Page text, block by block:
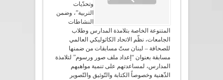
وتحدّيات
التربية”، وضمن
النشاطات
المتنوعة الخاصة بتلامذة المدارس وطلاب
الجامعات، نظّم الاتحاد الكاثوليكي العالمي
للصحافة – لبنان ستّ مسابقات من ضمنها
مسابقة بعنوان “إعداد ملف صور ورسوم” لتلامذة
المدارس، لمساعدتهم على تنمية مواهبهم
الذّهنية وخصوصاً الكتابة والتّوثيق والتّصوير